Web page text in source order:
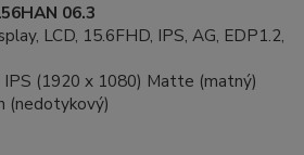
06.3
LCD, 15.6FHD, IPS, AG, EDP1.2,
IPS (1920 x 1080) Matte (matný)
(nedotykový)